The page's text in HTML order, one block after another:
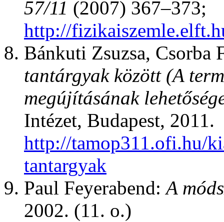
57/11 (2007) 367–373;
http://
Bánkuti Zsuzsa, Csorba
tantárgyak között (A
megújításának
Intézet, Budapest, 2011.
http://tamop311.ofi.hu/
tantargyak
Paul Feyerabend:A
2002. (11. o.)